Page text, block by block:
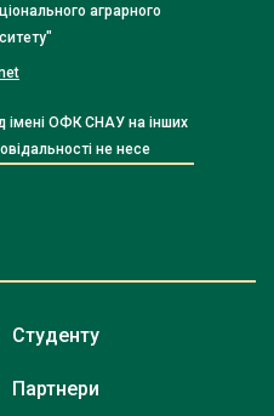
аграрного
імені ОФК СНАУ на інших
не несе
Студенту
Партнери